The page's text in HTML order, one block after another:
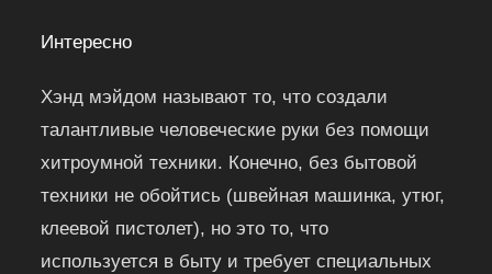
Интересно
Хэнд мэйдом называют то, что создали
талантливые человеческие руки без помощи
хитроумной техники. Конечно, без бытовой
техники не обойтись (швейная машинка, утюг,
клеевой пистолет), но это то, что
используется в быту и требует специальных